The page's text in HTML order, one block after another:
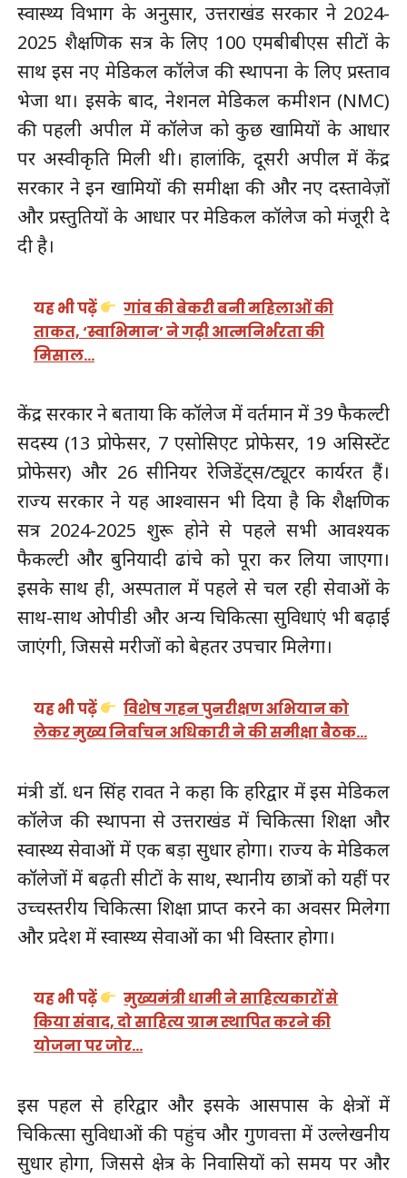
स्वास्थ्य विभाग के अनुसार, उत्तराखंड सरकार ने 2024-
2025 शैक्षणिक सत्र के लिए 100 एमबीबीएस सीटों के
साथ इस नए मेडिकल कॉलेज की स्थापना के लिए प्रस्ताव
भेजा था। इसके बाद, नेशनल मेडिकल कमीशन (NMC)
की पहली अपील में कॉलेज को कुछ खामियों के आधार
पर अस्वीकृति मिली थी। हालांकि, दूसरी अपील में केंद्र
सरकार ने इन खामियों की समीक्षा की और नए दस्तावेज़ों
और प्रस्तुतियों के आधार पर मेडिकल कॉलेज को मंजूरी दे
दी है।
यह भी पढ़ें
गांव की बेकरी बनी महिलाओं की
ताकत, ‘स्वाभिमान’ ने गढ़ी आत्मनिर्भरता की
मिसाल…
केंद्र सरकार ने बताया कि कॉलेज में वर्तमान में 39 फैकल्टी
सदस्य (13 प्रोफेसर, 7 एसोसिएट प्रोफेसर, 19 असिस्टेंट
प्रोफेसर) और 26 सीनियर रेजिडेंट्स/ट्यूटर कार्यरत हैं।
राज्य सरकार ने यह आश्वासन भी दिया है कि शैक्षणिक
सत्र 2024-2025 शुरू होने से पहले सभी आवश्यक
फैकल्टी और बुनियादी ढांचे को पूरा कर लिया जाएगा।
इसके साथ ही, अस्पताल में पहले से चल रही सेवाओं के
साथ-साथ ओपीडी और अन्य चिकित्सा सुविधाएं भी बढ़ाई
जाएंगी, जिससे मरीजों को बेहतर उपचार मिलेगा।
यह भी पढ़ें
विशेष गहन पुनरीक्षण अभियान को
लेकर मुख्य निर्वाचन अधिकारी ने की समीक्षा बैठक…
मंत्री डॉ. धन सिंह रावत ने कहा कि हरिद्वार में इस मेडिकल
कॉलेज की स्थापना से उत्तराखंड में चिकित्सा शिक्षा और
स्वास्थ्य सेवाओं में एक बड़ा सुधार होगा। राज्य के मेडिकल
कॉलेजों में बढ़ती सीटों के साथ, स्थानीय छात्रों को यहीं पर
उच्चस्तरीय चिकित्सा शिक्षा प्राप्त करने का अवसर मिलेगा
और प्रदेश में स्वास्थ्य सेवाओं का भी विस्तार होगा।
यह भी पढ़ें
मुख्यमंत्री धामी ने साहित्यकारों से
किया संवाद, दो साहित्य ग्राम स्थापित करने की
योजना पर जोर…
इस पहल से हरिद्वार और इसके आसपास के क्षेत्रों में
चिकित्सा सुविधाओं की पहुंच और गुणवत्ता में उल्लेखनीय
सुधार होगा, जिससे क्षेत्र के निवासियों को समय पर और